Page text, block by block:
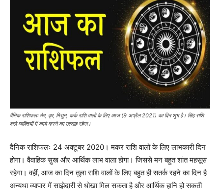
दैनिक राशिफलः मेष, वृष, मिथुन, कर्क राशि वालों के लिए आज (9 अप्रैल 2021) का दिन शुभ है। सिंह राशि
वाले व्यक्तियों में कार्य करने का उत्साह रहेगा।
दैनिक राशिफलः 24 अक्टूबर 2020। मकर राशि वालों के लिए लाभकारी दिन
होगा। वैवाहिक सुख और आर्थिक लाभ वाला होगा। जिससे मन बहुत शांत महसूस
रहेगा। वहीं, आज का दिन तुला राशि वालों के लिए बहुत ही सतर्क रहने का दिन है
अन्यथा व्यापार में साझेदारी से धोखा मिल सकता है और आर्थिक हानि हो सकती